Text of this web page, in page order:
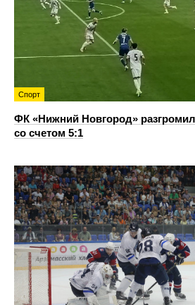
Спорт
ФК «Нижний Новгород»
со счетом 5:1